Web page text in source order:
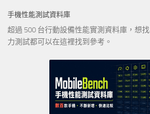
手機性能測試資料庫
超過 500 台行動設備性能實測資料庫，想
力測試都可以在這裡找到參考。